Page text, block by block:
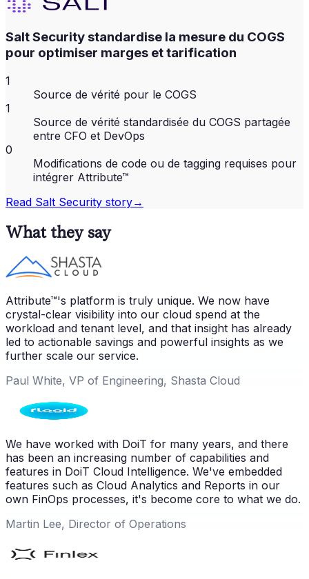
Salt Security standardise la mesure du COGS
pour optimiser marges et tarification
1
Source de vérité pour le COGS
1
Source de vérité standardisée du COGS partagée
entre CFO et DevOps
0
Modifications de code ou de tagging requises pour
intégrer Attribute™
Read Salt Security story→
What they say
Attribute™'s platform is truly unique. We now have
crystal-clear visibility into our cloud spend at the
workload and tenant level, and that insight has already
led to actionable savings and powerful insights as we
further scale our service.
Paul White, VP of Engineering, Shasta Cloud
We have worked with DoiT for many years, and there
has been an increasing number of capabilities and
features in DoiT Cloud Intelligence. We've embedded
features such as Cloud Analytics and Reports in our
own FinOps processes, it's become core to what we do.
Martin Lee, Director of Operations